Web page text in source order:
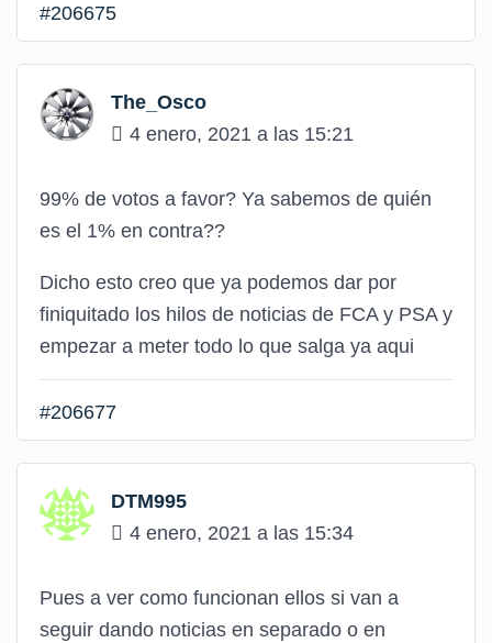
#206675
The_Osco
4 enero, 2021 a las 15:21
99% de votos a favor? Ya sabemos de quién
es el 1% en contra??
Dicho esto creo que ya podemos dar por
finiquitado los hilos de noticias de FCA y PSA y
empezar a meter todo lo que salga ya aqui
#206677
DTM995
4 enero, 2021 a las 15:34
Pues a ver como funcionan ellos si van a
seguir dando noticias en separado o en